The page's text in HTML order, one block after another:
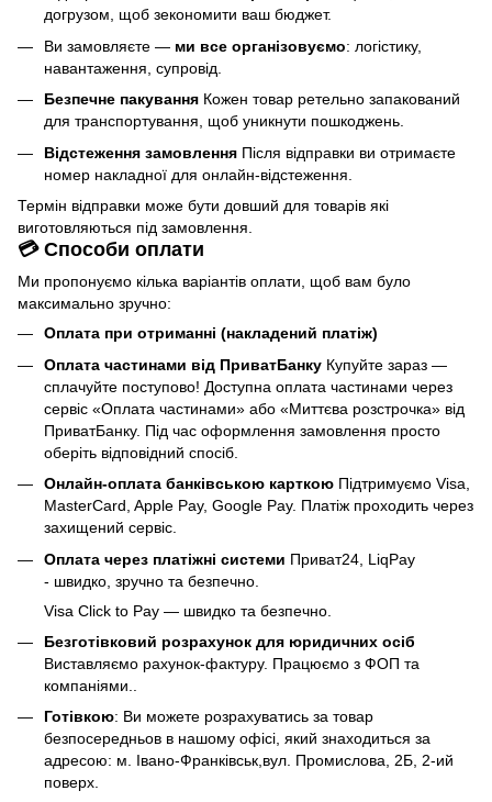
догрузом, щоб зекономити ваш бюджет.
Ви замовляєте — ми все організовуємо: логістику,
навантаження, супровід.
Безпечне пакування Кожен товар ретельно запакований
для транспортування, щоб уникнути пошкоджень.
Відстеження замовлення Після відправки ви отримаєте
номер накладної для онлайн-відстеження.
Термін відправки може бути довший для товарів які
виготовляються під замовлення.
💳 Способи оплати
Ми пропонуємо кілька варіантів оплати, щоб вам було
максимально зручно:
Оплата при отриманні (накладений платіж)
Оплата частинами від ПриватБанку Купуйте зараз —
сплачуйте поступово! Доступна оплата частинами через
сервіс «Оплата частинами» або «Миттєва розстрочка» від
ПриватБанку. Під час оформлення замовлення просто
оберіть відповідний спосіб.
Онлайн-оплата банківською карткою Підтримуємо Visa,
MasterCard, Apple Pay, Google Pay. Платіж проходить через
захищений сервіс.
Оплата через платіжні системи Приват24, LiqPay
- швидко, зручно та безпечно.
Visa Click to Pay — швидко та безпечно.
Безготівковий розрахунок для юридичних осіб
Виставляємо рахунок-фактуру. Працюємо з ФОП та
компаніями..
Готівкою: Ви можете розрахуватись за товар
безпосередньов в нашому офісі, який знаходиться за
адресою: м. Івано-Франківськ,вул. Промислова, 2Б, 2-ий
поверх.